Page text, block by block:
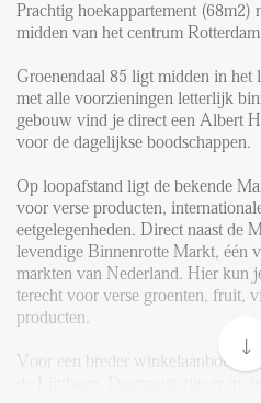
Prachtig hoekappartement (68m2)
midden van het centrum Rotterdam.
Groenendaal 85 ligt midden in het levendige hart van Rotterdam,
met alle voorzieningen letterlijk
gebouw vind je direct een Albert
voor de dagelijkse boodschappen.
Op loopafstand ligt de bekende
voor verse producten,
eetgelegenheden. Direct naast de
levendige Binnenrotte Markt, één
markten van Nederland. Hier kun
terecht voor verse groenten, fruit,
producten.
Voor een breder winkelaanbod
OVER
FAQ
Reviews
Werken bij
CONTACT
Den Haag
Hillegersberg
Rotterdam